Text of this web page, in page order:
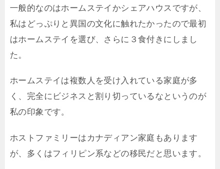
一般的なのはホームステイかシェアハウスですが、
私はどっぷりと異国の文化に触れたかったので最初
はホームステイを選び、さらに３食付きにしまし
た。
ホームステイは複数人を受け入れている家庭が多
く、完全にビジネスと割り切っているなというのが
私の印象です。
ホストファミリーはカナディアン家庭もあります
が、多くはフィリピン系などの移民だと思います。